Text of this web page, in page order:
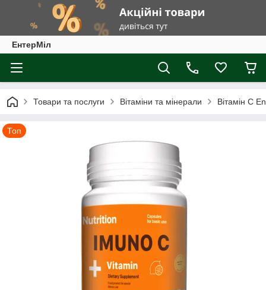
ЕнтерМіл
Товари та послуги Вітаміни та мінерали Вітамін С
Топ